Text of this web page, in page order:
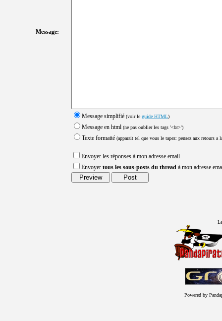
Message:
Message simplifié (voir le guide HTML)
Message en html (ne pas oublier les tags '<br>')
Texte formatté (apparait tel que vous le tapez: pensez aux retours a
Envoyer les réponses à mon adresse email
Envoyer tous les sous-posts du thread à mon adresse
Powered by